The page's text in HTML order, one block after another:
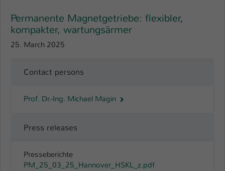
Permanente Magnetgetriebe: flexibler,
kompakter, wartungsärmer
25. March 2025
Contact persons
Prof. Dr.-Ing. Michael Magin
Press releases
Presseberichte
PM_25_03_25_Hannover_HSKL_z.pdf
Zugang zu geschützten Bereichen
gewährt.
Dieser Cookie teilt der Webseite mit, ob
zu verwalten.